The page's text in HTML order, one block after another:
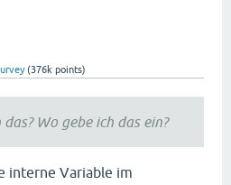
(376k points)
Wo gebe ich das ein?
interne Variable im